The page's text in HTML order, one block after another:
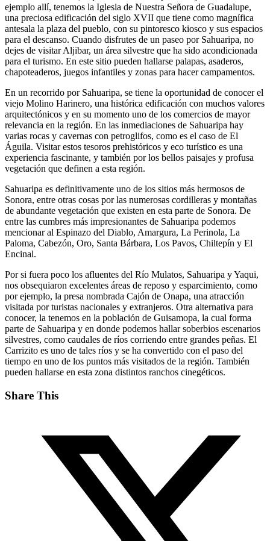
ejemplo allí, tenemos la Iglesia de Nuestra Señora de Guadalupe,
una preciosa edificación del siglo XVII que tiene como magnífica
antesala la plaza del pueblo, con su pintoresco kiosco y sus espacios
para el descanso. Cuando disfrutes de un paseo por Sahuaripa, no
dejes de visitar Aljibar, un área silvestre que ha sido acondicionada
para el turismo. En este sitio pueden hallarse palapas, asaderos,
chapoteaderos, juegos infantiles y zonas para hacer campamentos.
En un recorrido por Sahuaripa, se tiene la oportunidad de conocer el
viejo Molino Harinero, una histórica edificación con muchos valores
arquitectónicos y en su momento uno de los comercios de mayor
relevancia en la región. En las inmediaciones de Sahuaripa hay
varias rocas y cavernas con petroglifos, como es el caso de El
Águila. Visitar estos tesoros prehistóricos y eco turístico es una
experiencia fascinante, y también por los bellos paisajes y profusa
vegetación que definen a esta región.
Sahuaripa es definitivamente uno de los sitios más hermosos de
Sonora, entre otras cosas por las numerosas cordilleras y montañas
de abundante vegetación que existen en esta parte de Sonora. De
entre las cumbres más impresionantes de Sahuaripa podemos
mencionar al Espinazo del Diablo, Amargura, La Perinola, La
Paloma, Cabezón, Oro, Santa Bárbara, Los Pavos, Chiltepín y El
Encinal.
Por si fuera poco los afluentes del Río Mulatos, Sahuaripa y Yaqui,
nos obsequiaron excelentes áreas de reposo y esparcimiento, como
por ejemplo, la presa nombrada Cajón de Onapa, una atracción
visitada por turistas nacionales y extranjeros. Otra alternativa para
conocer, la tenemos en la población de Guisamopa, la cual forma
parte de Sahuaripa y en donde podemos hallar soberbios escenarios
silvestres, como caudales de ríos corriendo entre grandes peñas. El
Carrizito es uno de tales ríos y se ha convertido con el paso del
tiempo en uno de los puntos más visitados de la región. También
pueden hallarse en esta zona distintos ranchos cinegéticos.
Share This